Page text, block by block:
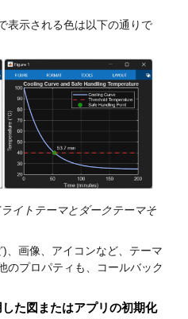
表示される色は以下の通りで
イトテーマとダークテーマそ
、画像、アイコンなど、テーマ
のプロパティも、コールバック
した図またはアプリの初期化